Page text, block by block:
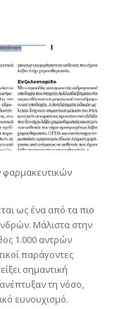
φαρμακευτικών
ως ένα από τα πιο
Μάλιστα στην
1.000 αντρών
παράγοντες
σημαντική
τη νόσο,
ευνουχισμό.